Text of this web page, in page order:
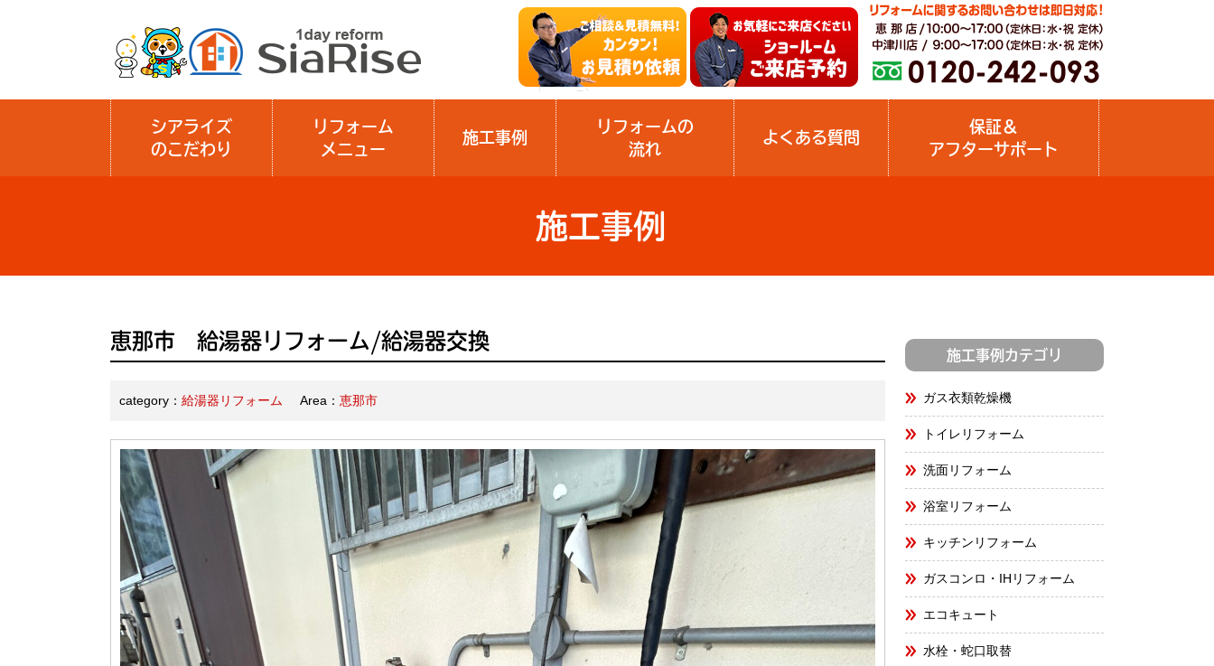
シアライズ
のこだわり
リフォーム
メニュー
施工事例
リフォームの
流れ
よくある質問
保証＆
アフターサポート
施工事例
恵那市 給湯器リフォーム/給湯器交換
category： 給湯器リフォーム Area： 恵那市
施工事例カテゴリ
ガス衣類乾燥機
トイレリフォーム
洗面リフォーム
浴室リフォーム
キッチンリフォーム
ガスコンロ・IHリフォーム
エコキュート
水栓・蛇口取替